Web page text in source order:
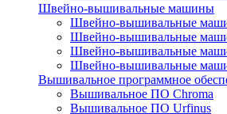
Швейно-вышивальные машины
Швейно-вышивальные
Швейно-вышивальные
Швейно-вышивальные
Швейно-вышивальные
Вышивальное программное
Вышивальное ПО Chroma
Вышивальное ПО Urfinus